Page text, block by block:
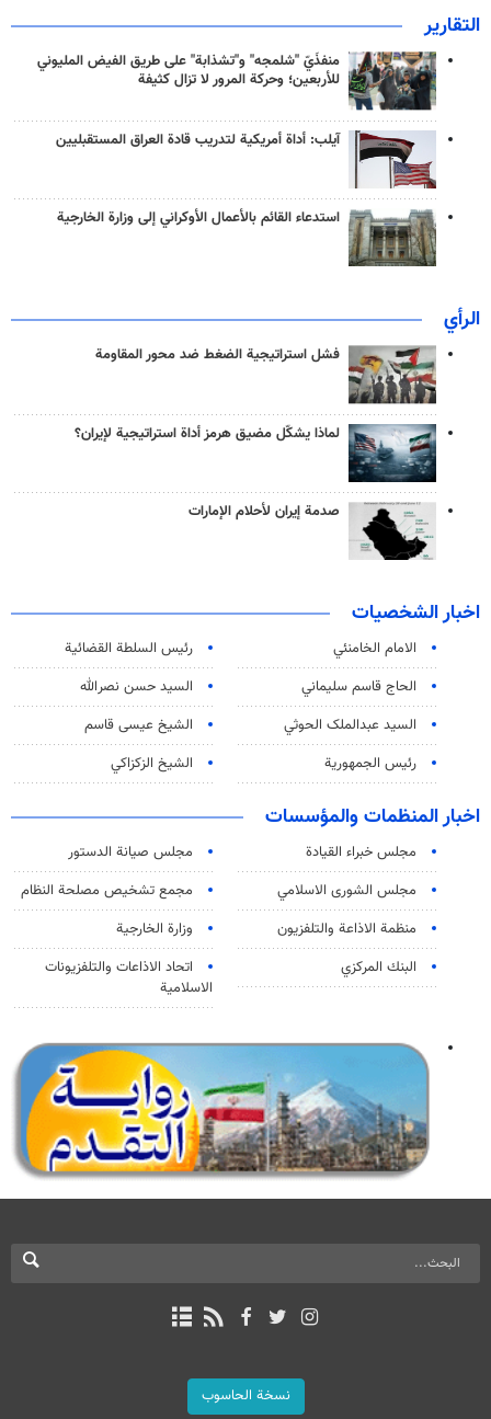
التقارير
منفذَيّ "شلمجه" و"تشذابة" على طريق الفيض المليوني
للأربعين؛ وحركة المرور لا تزال كثيفة
آيلب: أداة أمريكية لتدريب قادة العراق المستقبليين
استدعاء القائم بالأعمال الأوكراني إلى وزارة الخارجية
الرأي
فشل استراتيجية الضغط ضد محور المقاومة
لماذا يشكّل مضيق هرمز أداة استراتيجية لإيران؟
صدمة إيران لأحلام الإمارات
اخبار الشخصيات
الامام الخامنئي
رئیس السلطة القضائیة
الحاج قاسم سليماني
السيد حسن نصرالله
السید عبدالملک الحوثي
الشيخ عيسى قاسم
رئيس الجمهورية
الشيخ الزكزاكي
اخبار المنظمات والمؤسسات
مجلس خبراء القيادة
مجلس صيانة الدستور
مجلس الشورى الاسلامي
مجمع تشخيص مصلحة النظام
منظمة الاذاعة والتلفزیون
وزارة الخارجية
البنك المركزي
اتحاد الاذاعات والتلفزيونات
الاسلامية
نسخة الحاسوب